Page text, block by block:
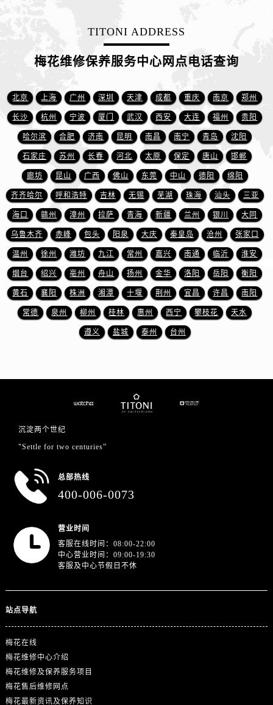
江西省新余市渝水区北湖西路售后服务中心（需提前预约）
江西省宜春市袁州区中山中路售后服务中心（需提前预约）
江西省鹰潭市月湖区胜利东路售后服务中心（需提前预约）
山东省德州市德城区东风中路售后服务中心（需提前预约）
山东省东营市东营区济南路售后服务中心（需提前预约）
山东省济南市历下区经十路11111号华润中心写字楼（万象城）15层1508室售后服务中心（需提前预约）
山东省济宁市任城区太白楼路售后服务中心（需提前预约）
山东省莱芜市文化南路8号银座商城名表维修一楼名表维修售后服务中心（需提前预约）
山东省临沂市兰山区解放路售后服务中心（需提前预约）
山东省日照市东港区烟台路售后服务中心（需提前预约）
山东省泰安市泰山区财源街道泰山大街售后服务中心（需提前预约）
山东省威海市环翠区新威海路89号振华商厦一楼名表维修售后服务中心（需提前预约）
山东省潍坊市奎文区东风东街售后服务中心（需提前预约）
山东省枣庄市滕州市北辛路与善国路交叉口售后服务中心（需提前预约）
澳门特别行政区花王堂区大三巴商圈售后服务中心（需提前预约）
TITONI ADDRESS
梅花维修保养服务中心网点电话查询
北京 上海 广州 深圳 天津 成都 重庆 南京 郑州
长沙 杭州 宁波 厦门 武汉 西安 大连 福州 贵阳
哈尔滨 合肥 济南 昆明 南昌 南宁 青岛 沈阳
石家庄 苏州 长春 河北 太原 保定 唐山 邯郸
廊坊 昆山 广西 佛山 东莞 中山 德阳 绵阳
齐齐哈尔 呼和浩特 吉林 无锡 芜湖 珠海 汕头 三亚
海口 赣州 漳州 拉萨 青海 新疆 兰州 银川 大同
乌鲁木齐 赤峰 包头 阳泉 大庆 秦皇岛 沧州 张家口
温州 徐州 潍坊 九江 常州 嘉兴 南通 临沂 淮安
烟台 绍兴 亳州 舟山 扬州 金华 洛阳 岳阳 衡阳
黄石 襄阳 株洲 湘潭 十堰 荆州 宜昌 许昌 南阳
常德 泉州 柳州 桂林 惠州 西宁 攀枝花 天水
遵义 盐城 泰州 台州
沉淀两个世纪
"Settle for two centuries”
总部热线
400-006-0073
营业时间
客服在线时间：08:00-22:00
中心营业时间：09:00-19:30
客服及中心节假日不休
站点导航
梅花在线
梅花维修中心介绍
梅花维修及保养服务项目
梅花售后维修网点
梅花最新资讯及保养知识